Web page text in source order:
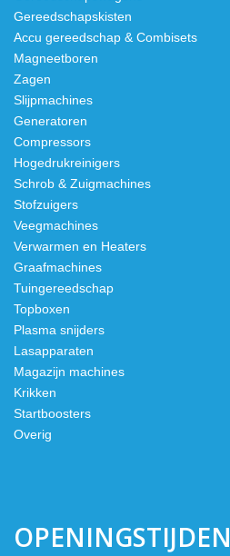
Gereedschapskisten
Accu gereedschap & Combisets
Magneetboren
Zagen
Slijpmachines
Generatoren
Compressors
Hogedrukreinigers
Schrob & Zuigmachines
Stofzuigers
Veegmachines
Verwarmen en Heaters
Graafmachines
Tuingereedschap
Topboxen
Plasma snijders
Lasapparaten
Magazijn machines
Krikken
Startboosters
Overig
OPENINGSTIJDEN